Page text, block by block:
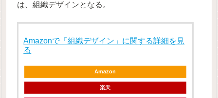
は、組織デザインとなる。
Amazonで「組織デザイン」に関する詳細を見
る
Amazon
楽天